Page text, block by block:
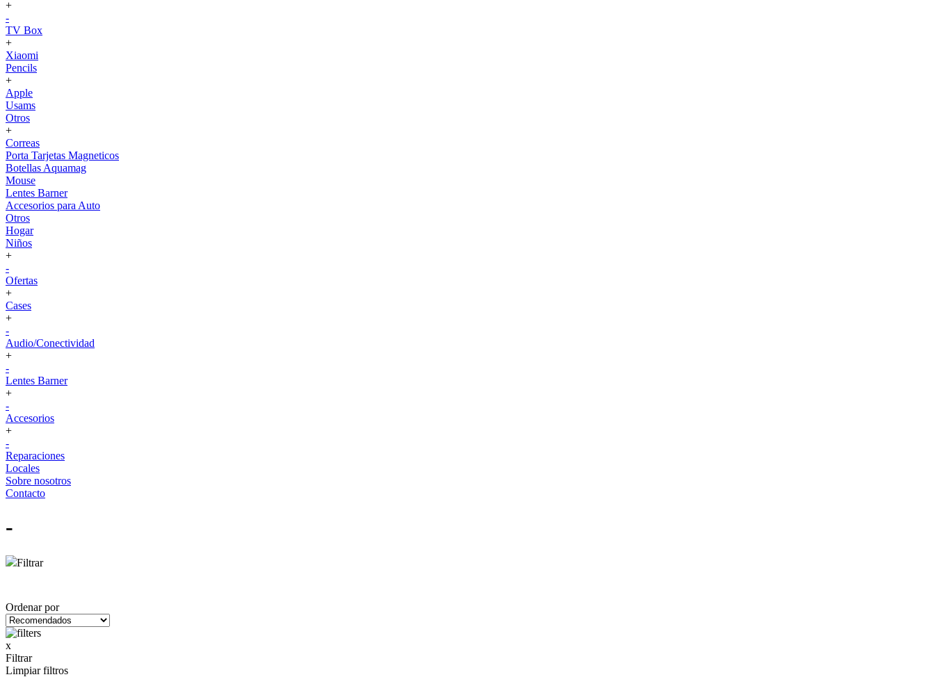
+
-
TV Box
+
Xiaomi
Pencils
+
Apple
Usams
Otros
+
Correas
Porta Tarjetas Magneticos
Botellas Aquamag
Mouse
Lentes Barner
Accesorios para Auto
Otros
Hogar
Niños
+
-
Ofertas
+
Cases
+
-
Audio/Conectividad
+
-
Lentes Barner
+
-
Accesorios
+
-
Reparaciones
Locales
Sobre nosotros
Contacto
-
Filtrar
Ordenar por
x
Filtrar
Limpiar filtros